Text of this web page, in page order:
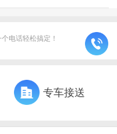
电话轻松搞定！
专车接送